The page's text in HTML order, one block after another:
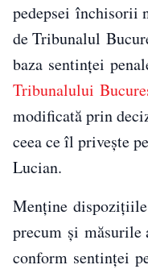
pedepsei închisorii
de Tribunalul
baza sentinţei
Tribunalului
modificată prin
ceea ce îl privește
Lucian.
Menţine
precum şi măsurile
conform sentinţei